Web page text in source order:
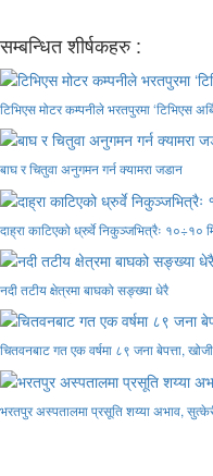
सम्बन्धित शीर्षकहरु :
टिभिएस मोटर कम्पनीले भरतपुरमा ‘टिभिएस
बाघ र चितुवा अनुगमन गर्न क्यामरा जडान
दाह्रा काटिएको ध्रुर्वे निकुञ्जभित्रैः १०÷१०
नदी तटीय क्षेत्रमा बाघको सङ्ख्या धेरै
चितवनबाट गत एक वर्षमा ८९ जना बेपत्ता,
भरतपुर अस्पतालमा प्रसूति शय्या अभाव,